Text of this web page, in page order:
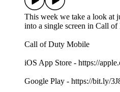
This week we take a look at
into a single screen in Call
Call of Duty Mobile
iOS App Store - https://
Google Play - https://bit.ly/